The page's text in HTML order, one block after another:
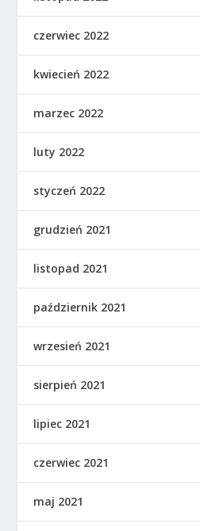
czerwiec 2022
kwiecień 2022
marzec 2022
luty 2022
styczeń 2022
grudzień 2021
listopad 2021
październik 2021
wrzesień 2021
sierpień 2021
lipiec 2021
czerwiec 2021
maj 2021